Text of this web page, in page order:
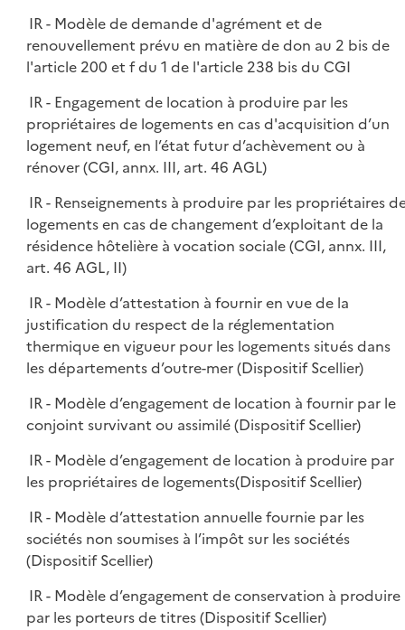
IR - Modèle de demande d'agrément et de
renouvellement prévu en matière de don au 2 bis de
l'article 200 et f du 1 de l'article 238 bis du CGI
IR - Engagement de location à produire par les
propriétaires de logements en cas d'acquisition d’un
logement neuf, en l’état futur d’achèvement ou à
rénover (CGI, annx. III, art. 46 AGL)
IR - Renseignements à produire par les propriétaires
logements en cas de changement d’exploitant de la
résidence hôtelière à vocation sociale (CGI, annx. III,
art. 46 AGL, II)
IR - Modèle d’attestation à fournir en vue de la
justification du respect de la réglementation
thermique en vigueur pour les logements situés dans
les départements d’outre-mer (Dispositif Scellier)
IR - Modèle d’engagement de location à fournir par le
conjoint survivant ou assimilé (Dispositif Scellier)
IR - Modèle d’engagement de location à produire par
les propriétaires de logements(Dispositif Scellier)
IR - Modèle d’attestation annuelle fournie par les
sociétés non soumises à l’impôt sur les sociétés
(Dispositif Scellier)
IR - Modèle d’engagement de conservation à produire
par les porteurs de titres (Dispositif Scellier)